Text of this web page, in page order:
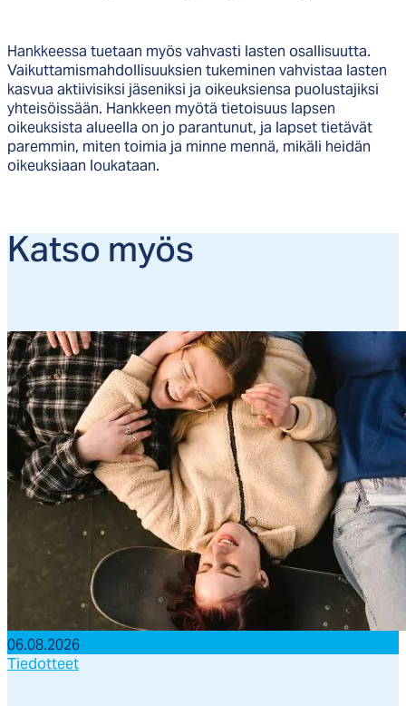
Hankkeessa tuetaan myös vahvasti lasten osallisuutta.
Vaikuttamismahdollisuuksien tukeminen vahvistaa lasten
kasvua aktiivisiksi jäseniksi ja oikeuksiensa puolustajiksi
yhteisöissään. Hankkeen myötä tietoisuus lapsen
oikeuksista alueella on jo parantunut, ja lapset tietävät
paremmin, miten toimia ja minne mennä, mikäli heidän
oikeuksiaan loukataan.
Kat­so myös
06.08.2026
Tiedotteet